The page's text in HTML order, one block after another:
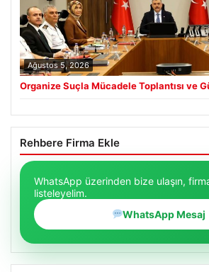
Ağustos 5, 2026
Organize Suçla Mücadele Toplantısı ve
Rehbere Firma Ekle
WhatsApp üzerinden bize ulaşın,
listeleyelim.
WhatsApp Mesaj